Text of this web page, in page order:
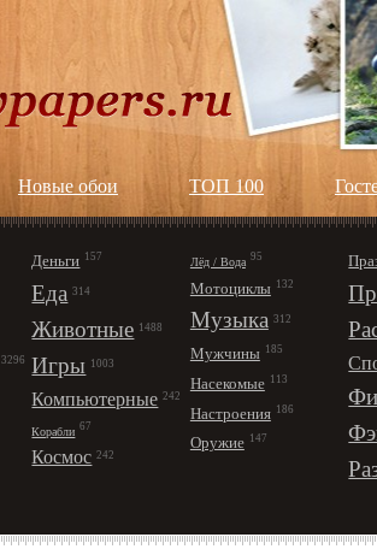
Новые обои ТОП 100
3296
Деньги 157
Еда 314
Животные 1488
Игры 1003
Компьютерные 242
Корабли 67
Космос 242
Лёд / Вода 95
Мотоциклы 132
Музыка 312
Мужчины 185
Насекомые 113
Настроения 186
Оружие 147